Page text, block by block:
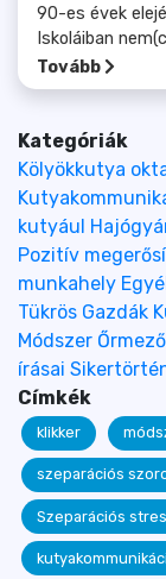
90-es évek
Iskoláiban
Tovább
Kategóriák
Kölyökkutya
kutyául
Pozitív
munkahely
Tükrös Gazdák
Módszer Őrmező
írásai
Címkék
klikker
szeparációs
Szeparációs